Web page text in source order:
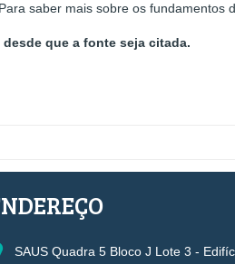
saber mais sobre os fundamentos
que a fonte seja citada.
SAUS Quadra 5 Bloco J Lote 3 -